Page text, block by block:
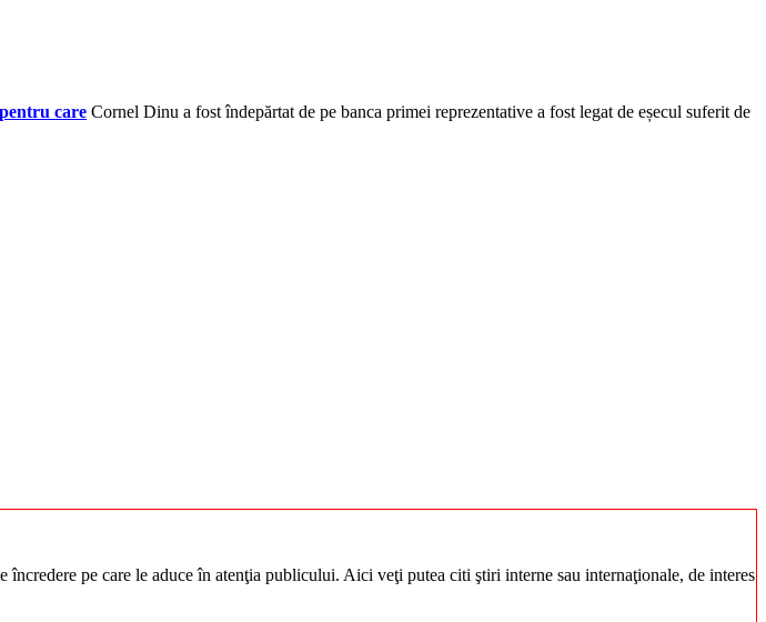
care Cornel Dinu a fost îndepărtat de pe banca primei reprezentative a fost legat de eșecul suferit de
pe care le aduce în atenţia publicului. Aici veţi putea citi ştiri interne sau internaţionale, de interes